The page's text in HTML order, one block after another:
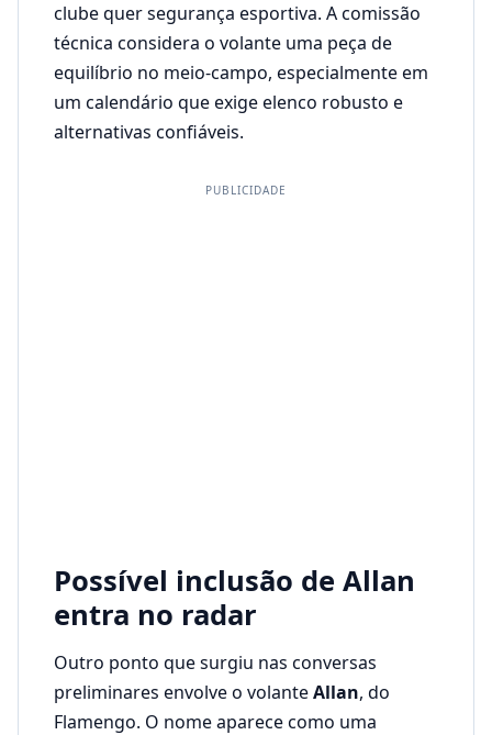
clube quer segurança esportiva. A comissão
técnica considera o volante uma peça de
equilíbrio no meio-campo, especialmente em
um calendário que exige elenco robusto e
alternativas confiáveis.
PUBLICIDADE
Possível inclusão de Allan
entra no radar
Outro ponto que surgiu nas conversas
preliminares envolve o volanteAllan, do
Flamengo. O nome aparece como uma